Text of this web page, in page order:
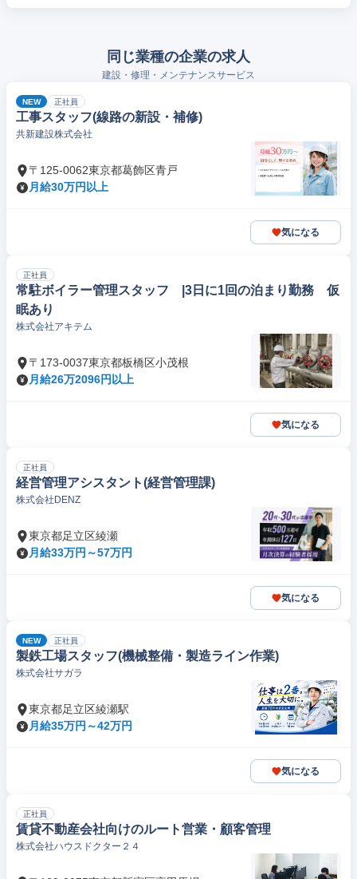
同じ業種の企業の求人
建設・修理・メンテナンスサービス
NEW 正社員
工事スタッフ(線路の新設・補修)
共新建設株式会社
〒125-0062東京都葛飾区青戸
月給30万円以上
気になる
正社員
常駐ボイラー管理スタッフ |3日に1回の泊まり勤務 仮
眠あり
株式会社アキテム
〒173-0037東京都板橋区小茂根
月給26万2096円以上
気になる
正社員
経営管理アシスタント(経営管理課)
株式会社DENZ
東京都足立区綾瀬
月給33万円～57万円
気になる
NEW 正社員
製鉄工場スタッフ(機械整備・製造ライン作業)
株式会社サガラ
東京都足立区綾瀬駅
月給35万円～42万円
気になる
正社員
賃貸不動産会社向けのルート営業・顧客管理
株式会社ハウスドクター２４